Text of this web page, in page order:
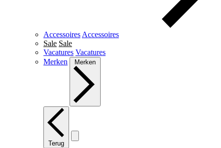
Accessoires Accessoires
Sale Sale
Vacatures Vacatures
Merken
Merken
Terug